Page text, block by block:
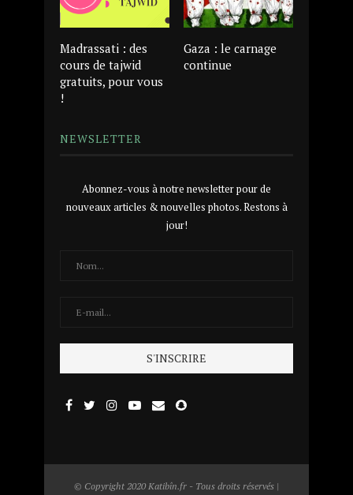
Madrassati : des
cours de tajwid
gratuits, pour vous
!
Gaza : le carnage
continue
NEWSLETTER
Abonnez-vous à notre newsletter pour de
nouveaux articles & nouvelles photos. Restons à
jour!
© Copyright 2020 Katibîn.fr - Tous droits réservés |